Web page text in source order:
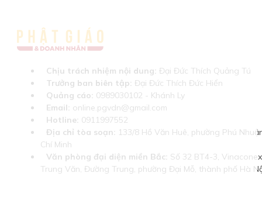
Chịu trách nhiệm nội dung: Đại Đức Thích Quảng Tú
Trưởng ban biên tập: Đại Đức Thích Đức Hiển
Quảng cáo: 0989030102 - Khánh Ly
Email: online.pgvdn@gmail.com
Hotline: 0911997552
Địa chỉ tòa soạn: 133/8 Hồ Văn Huê, phường Phú
Chí Minh
Văn phòng đại diện miền Bắc: Số 32 BT4-3,
Trung Văn, Đường Trung, phường Đại Mỗ, thành phố Hà